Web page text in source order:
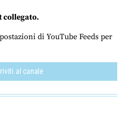
collegato.
di YouTube Feeds per
al canale